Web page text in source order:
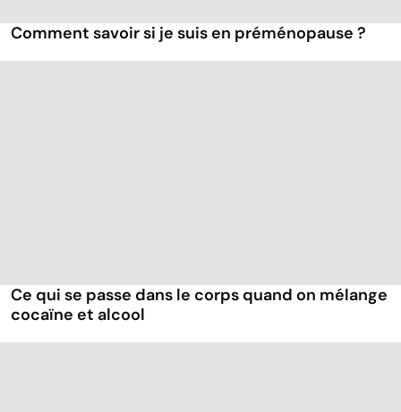
Comment savoir si je suis en préménopause ?
Ce qui se passe dans le corps quand on mélange
cocaïne et alcool